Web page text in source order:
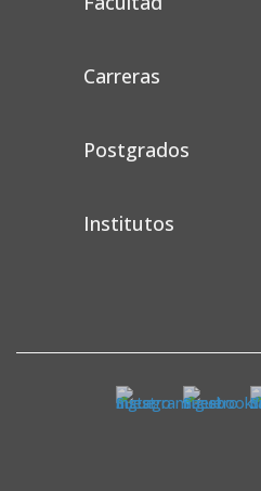
Carreras
Postgrados
Institutos